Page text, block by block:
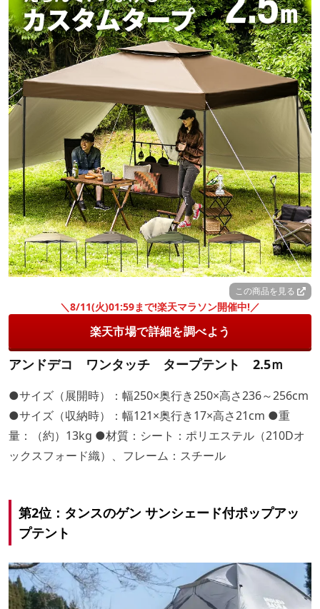
この商品を見る
＼8/11(火)01:59まで!楽天マラソン開催中!／
楽天市場で詳細を調べよう
アンドデコ ワンタッチ タープテント 2.5ｍ
●サイズ（展開時）：幅250×奥行き250×高さ236～256cm
●サイズ（収納時）：幅121×奥行き17×高さ21cm ●重
量：（約）13kg ●材質：シート：ポリエステル（210Dオ
ックスフォード織）、フレーム：スチール
第2位：タンスのゲン サンシェード付ポップアッ
プテント